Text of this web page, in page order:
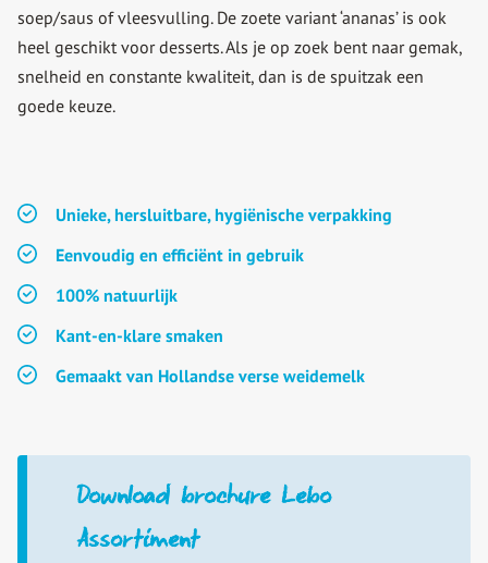
soep/saus of vleesvulling. De zoete variant ‘ananas’ is ook
heel geschikt voor desserts. Als je op zoek bent naar gemak,
snelheid en constante kwaliteit, dan is de spuitzak een
goede keuze.
Unieke, hersluitbare, hygiënische verpakking
Eenvoudig en efficiënt in gebruik
100% natuurlijk
Kant-en-klare smaken
Gemaakt van Hollandse verse weidemelk
Download brochure Lebo
Assortiment